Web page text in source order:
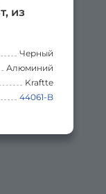
из
ЧЁРНЫЙ.
Черный
Алюминий
Kraftte
44061-B